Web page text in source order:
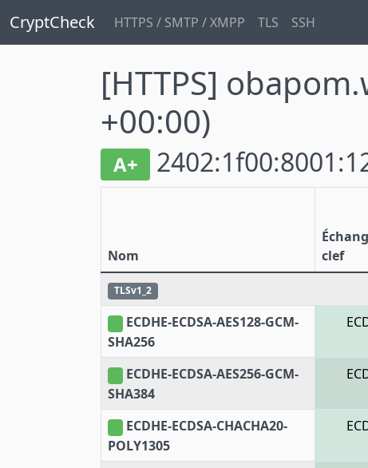
CryptCheck HTTPS / SMTP / XMPP TLS SSH
[HTTPS]
+00:00)
A+
Nom
clef
TLSv1_2
ECDHE-ECDSA-AES128-GCM-
SHA256
ECDHE-ECDSA-AES256-GCM-
SHA384
ECDHE-ECDSA-CHACHA20-
POLY1305